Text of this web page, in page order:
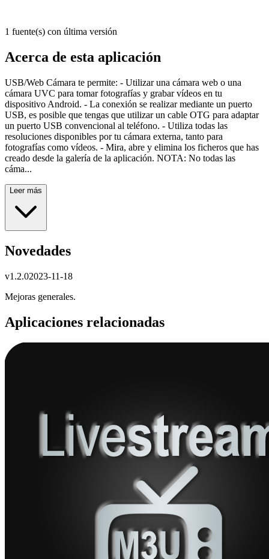
1 fuente(s) con última versión
Acerca de esta aplicación
USB/Web Cámara te permite: - Utilizar una cámara web o una
cámara UVC para tomar fotografías y grabar vídeos en tu
dispositivo Android. - La conexión se realizar mediante un puerto
USB, es posible que tengas que utilizar un cable OTG para adaptar
un puerto USB convencional al teléfono. - Utiliza todas las
resoluciones disponibles por tu cámara externa, tanto para
fotografías como vídeos. - Mira, abre y elimina los ficheros que has
creado desde la galería de la aplicación. NOTA: No todas las
cáma...
Leer más
Novedades
v1.2.02023-11-18
Mejoras generales.
Aplicaciones relacionadas